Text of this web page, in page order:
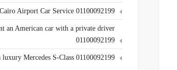
Cairo Airport Car Service 01100092199
an American car with a private driver
01100092199
luxury Mercedes S-Class 01100092199